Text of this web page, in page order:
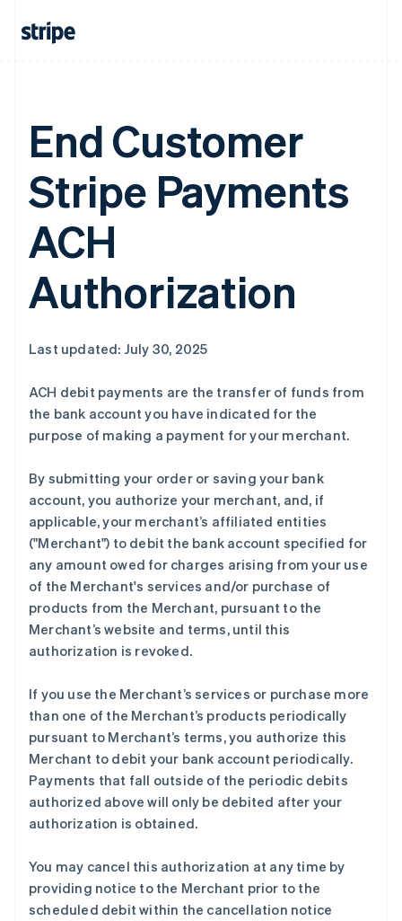
End Customer
Stripe Payments
ACH
Authorization
Last updated: July 30, 2025
ACH debit payments are the transfer of funds from
the bank account you have indicated for the
purpose of making a payment for your merchant.
By submitting your order or saving your bank
account, you authorize your merchant, and, if
applicable, your merchant’s affiliated entities
("Merchant") to debit the bank account specified for
any amount owed for charges arising from your use
of the Merchant's services and/or purchase of
products from the Merchant, pursuant to the
Merchant’s website and terms, until this
authorization is revoked.
If you use the Merchant’s services or purchase more
than one of the Merchant’s products periodically
pursuant to Merchant’s terms, you authorize this
Merchant to debit your bank account periodically.
Payments that fall outside of the periodic debits
authorized above will only be debited after your
authorization is obtained.
You may cancel this authorization at any time by
providing notice to the Merchant prior to the
scheduled debit within the cancellation notice
捷克
立陶宛
English
列支敦士登
Deutsch English
Français
罗马尼亚
马尔他
English
English 简体中文
EnglishEspañol 简体中文
EspañolEnglish
挪威
葡萄牙
Português English
日本語English
瑞典
SvenskaEnglish
瑞士
Deutsch Français Italiano English
English
斯洛伐克
斯洛文尼亚
Italiano
ไทยEnglish
希腊
English
西班牙
EspañolEnglish
简体中文
新西兰
English
匈牙利